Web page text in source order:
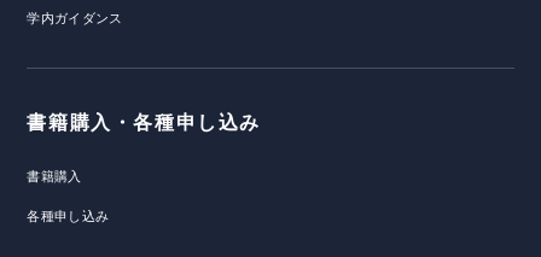
学内ガイダンス
書籍購入・各種申し込み
書籍購入
各種申し込み